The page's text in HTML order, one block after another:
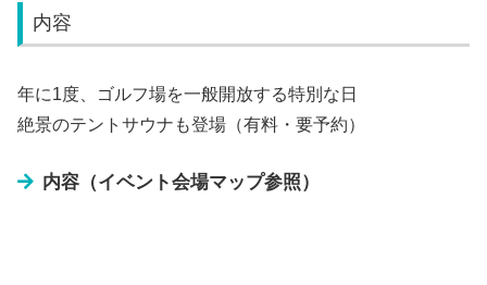
内容
年に1度、ゴルフ場を一般開放する特別な日
絶景のテントサウナも登場（有料・要予約）
内容（イベント会場マップ参照）